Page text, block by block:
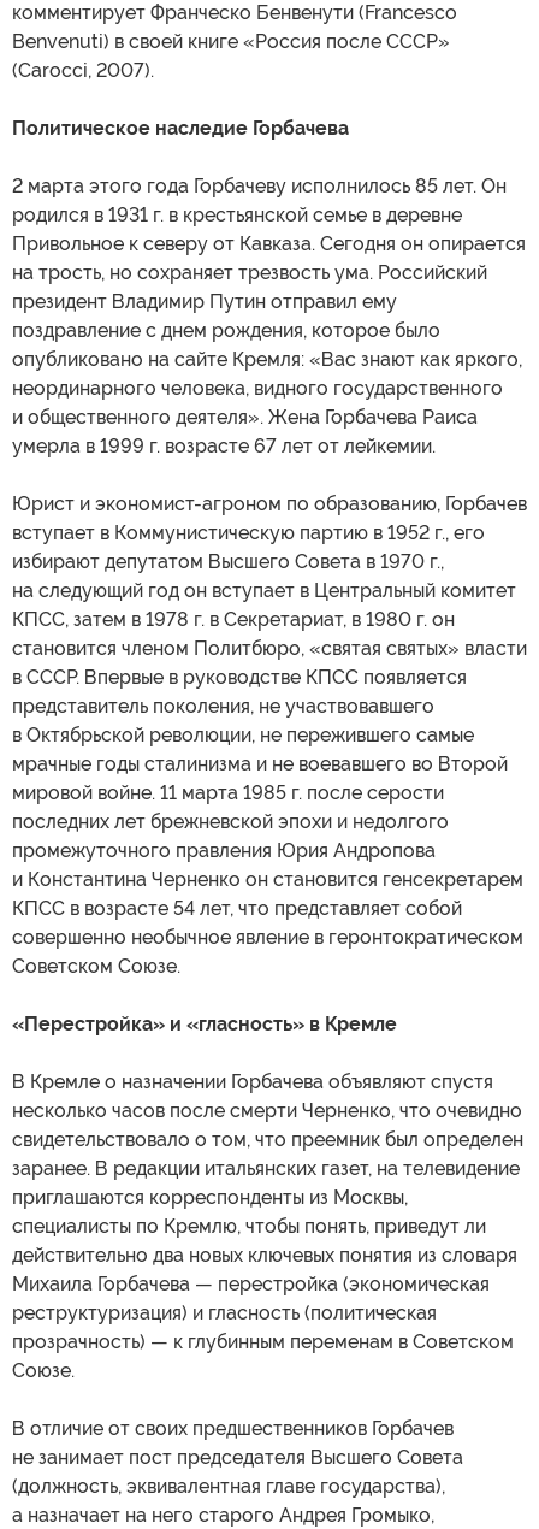
комментирует Франческо Бенвенути (Francesco
Benvenuti) в своей книге «Россия после СССР»
(Carocci, 2007).
Политическое наследие Горбачева
2 марта этого года Горбачеву исполнилось 85 лет. Он
родился в 1931 г. в крестьянской семье в деревне
Привольное к северу от Кавказа. Сегодня он опирается
на трость, но сохраняет трезвость ума. Российский
президент Владимир Путин отправил ему
поздравление с днем рождения, которое было
опубликовано на сайте Кремля: «Вас знают как яркого,
неординарного человека, видного государственного
и общественного деятеля». Жена Горбачева Раиса
умерла в 1999 г. возрасте 67 лет от лейкемии.
Юрист и экономист-агроном по образованию, Горбачев
вступает в Коммунистическую партию в 1952 г., его
избирают депутатом Высшего Совета в 1970 г.,
на следующий год он вступает в Центральный комитет
КПСС, затем в 1978 г. в Секретариат, в 1980 г. он
становится членом Политбюро, «святая святых» власти
в СССР. Впервые в руководстве КПСС появляется
представитель поколения, не участвовавшего
в Октябрьской революции, не пережившего самые
мрачные годы сталинизма и не воевавшего во Второй
мировой войне. 11 марта 1985 г. после серости
последних лет брежневской эпохи и недолгого
промежуточного правления Юрия Андропова
и Константина Черненко он становится генсекретарем
КПСС в возрасте 54 лет, что представляет собой
совершенно необычное явление в геронтократическом
Советском Союзе.
«Перестройка» и «гласность» в Кремле
В Кремле о назначении Горбачева объявляют спустя
несколько часов после смерти Черненко, что очевидно
свидетельствовало о том, что преемник был определен
заранее. В редакции итальянских газет, на телевидение
приглашаются корреспонденты из Москвы,
специалисты по Кремлю, чтобы понять, приведут ли
действительно два новых ключевых понятия из словаря
Михаила Горбачева — перестройка (экономическая
реструктуризация) и гласность (политическая
прозрачность) — к глубинным переменам в Советском
Союзе.
В отличие от своих предшественников Горбачев
не занимает пост председателя Высшего Совета
(должность, эквивалентная главе государства),
а назначает на него старого Андрея Громыко,